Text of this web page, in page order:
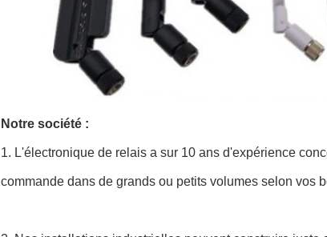
Notre société :
1. L'électronique de relais a sur 10 ans d'expérience
commande dans de grands ou petits volumes selon vos